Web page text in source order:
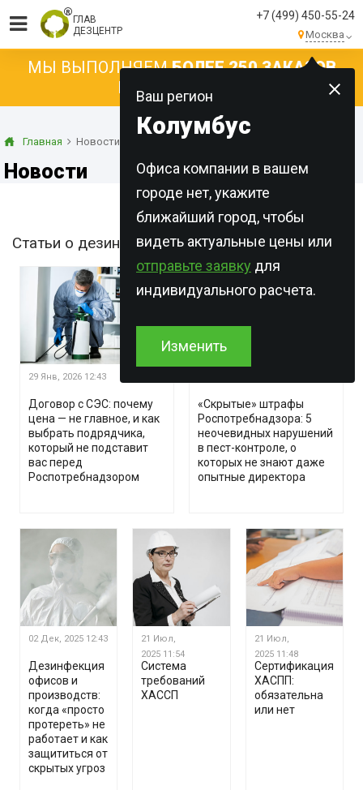
ГЛАВ
ДЕЗЦЕНТР
+7 (499) 450-55-24
Москва
Ваш регион
Колумбус
Офиса компании в вашем
городе нет, укажите
ближайший город, чтобы
видеть актуальные цены или
отправьте заявку для
индивидуального расчета.
Изменить
МЫ ВЫПОЛНЯЕМБОЛЕЕ 250 ЗАКАЗОВ
КАЖДЫЙ ДЕНЬ!
Главная Новости
Новости
Статьи о дезинфекции
29 Янв, 2026 12:43
Договор с СЭС: почему
цена — не главное, и как
выбрать подрядчика,
который не подставит
вас перед
Роспотребнадзором
«Скрытые» штрафы
Роспотребнадзора: 5
неочевидных нарушений
в пест-контроле, о
которых не знают даже
опытные директора
02 Дек, 2025 12:43
Дезинфекция
офисов и
производств:
когда «просто
протереть» не
работает и как
защититься от
скрытых угроз
21 Июл,
2025 11:54
Система
требований
ХАССП
21 Июл,
2025 11:48
Сертификация
ХАСПП:
обязательна
или нет